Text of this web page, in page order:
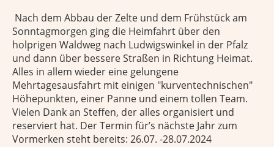
Nach dem Abbau der Zelte und dem Frühstück am
Sonntagmorgen ging die Heimfahrt über den
holprigen Waldweg nach Ludwigswinkel in der Pfalz
und dann über bessere Straßen in Richtung Heimat.
Alles in allem wieder eine gelungene
Mehrtagesausfahrt mit einigen "kurventechnischen"
Höhepunkten, einer Panne und einem tollen Team.
Vielen Dank an Steffen, der alles organisiert und
reserviert hat. Der Termin für’s nächste Jahr zum
Vormerken steht bereits: 26.07. -28.07.2024